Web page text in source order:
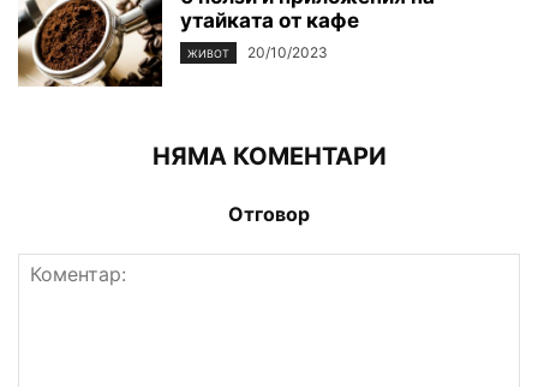
утайката от кафе
ЖИВОТ 20/10/2023
НЯМА КОМЕНТАРИ
Отговор